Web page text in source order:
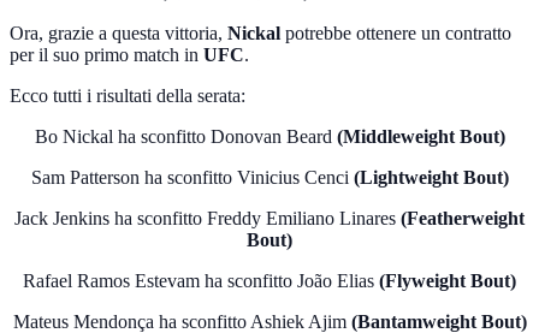
Ora, grazie a questa vittoria, Nickal potrebbe ottenere un contratto
per il suo primo match in UFC.
Ecco tutti i risultati della serata:
Bo Nickal ha sconfitto Donovan Beard (Middleweight Bout)
Sam Patterson ha sconfitto Vinicius Cenci (Lightweight Bout)
Jack Jenkins ha sconfitto Freddy Emiliano Linares (Featherweight
Bout)
Rafael Ramos Estevam ha sconfitto João Elias (Flyweight Bout)
Mateus Mendonça ha sconfitto Ashiek Ajim (Bantamweight Bout)